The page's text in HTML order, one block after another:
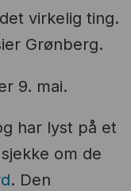
virkelig ting.
Grønberg.
9. mai.
har lyst på et
om de
. Den